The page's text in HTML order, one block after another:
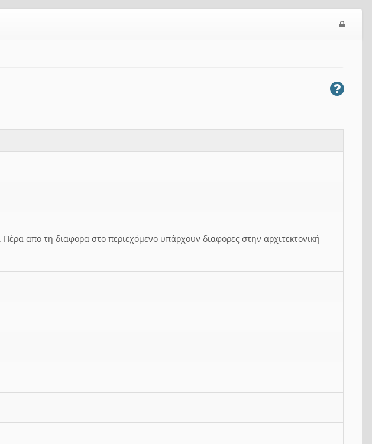
απο τη διαφορα στο περιεχόμενο υπάρχουν διαφορες στην αρχιτεκτονική